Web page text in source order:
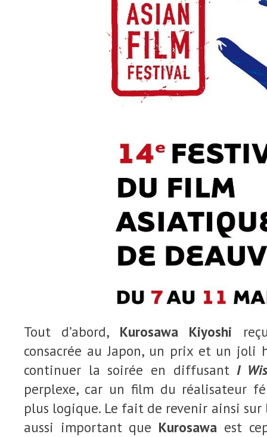
Tout d’abord, Kurosawa Kiyoshi
consacrée au Japon, un prix et un joli
continuer la soirée en diffusantI
perplexe, car un film du réalisateur
plus logique. Le fait de revenir ainsi sur
aussi important que Kurosawa est